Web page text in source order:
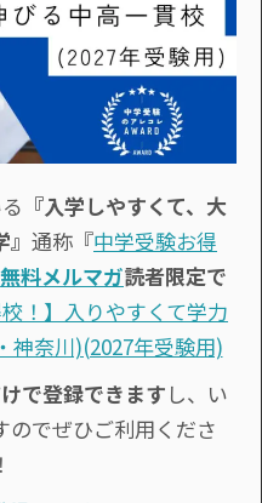
『入学しやすくて、大
通称『中学受験お得
無料メルマガ読者限定で
！】入りやすくて学力
神奈川)(2027年受験用)
で登録できます し、い
のでぜひご利用くださ